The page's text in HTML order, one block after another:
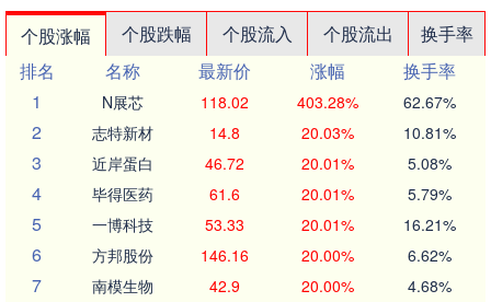
个股涨幅 个股跌幅 个股流入 个股流出
换手率
排名
名称 最新价 涨幅
换手率
1
N展芯 118.02 403.28% 62.67%
2 志特新材 14.8 20.03% 10.81%
3 近岸蛋白 46.72 20.01% 5.08%
4 毕得医药 61.6 20.01% 5.79%
5 一博科技 53.33 20.01% 16.21%
6 方邦股份 146.16 20.00% 6.62%
7 南模生物 42.9 20.00% 4.68%